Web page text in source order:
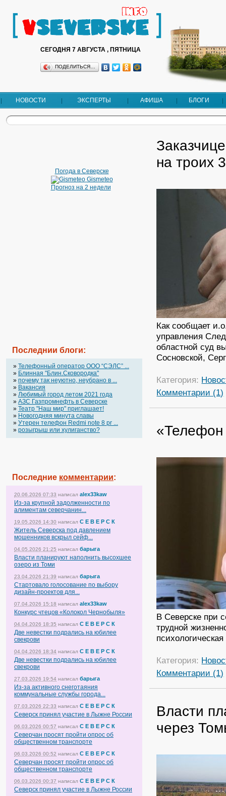
СЕГОДНЯ 7 АВГУСТА , ПЯТНИЦА
ПОДЕЛИТЬСЯ…
НОВОСТИ ЭКСПЕРТЫ АФИША БЛОГИ
Погода в Северске
Gismeteo
Прогноз на 2 недели
Последнии блоги:
» Телефонный оператор OOO “СЭЛС” ...
» Блинная "Блин.Сковородка"
» почему так неуютно, неубрано в ...
» Вакансия
» Любимый город летом 2021 года
» АЗС Газпромнефть в Северске
» Театр "Наш мир" приглашает!
» Новогодняя минута славы
» Утерен телефон Redmi note 8 pr ...
» розыгрыш или хулиганство?
Последние комментарии:
20.06.2026 07:33 написал alex33kaw
Из-за крупной задолженности по
алиментам северчанин...
19.05.2026 14:30 написал С Е В Е Р С К
Житель Северска под давлением
мошенников вскрыл сейф...
04.05.2026 21:25 написал барыга
Власти планируют наполнить высохшее
озеро из Томи
23.04.2026 21:39 написал барыга
Стартовало голосование по выбору
дизайн-проектов для...
07.04.2026 15:18 написал alex33kaw
Конкурс чтецов «Колокол Чернобыля»
04.04.2026 18:35 написал С Е В Е Р С К
Две невестки подрались на юбилее
свекрови
04.04.2026 18:34 написал С Е В Е Р С К
Две невестки подрались на юбилее
свекрови
27.03.2026 19:54 написал барыга
Из-за активного снеготаяния
коммунальные службы города...
07.03.2026 22:33 написал С Е В Е Р С К
Северск принял участие в Лыжне России
06.03.2026 00:57 написал С Е В Е Р С К
Северчан просят пройти опрос об
общественном транспорте
06.03.2026 00:52 написал С Е В Е Р С К
Северчан просят пройти опрос об
общественном транспорте
06.03.2026 00:37 написал С Е В Е Р С К
Северск принял участие в Лыжне России
на троих
Как сообщает
управления
областной суд
Сосновской,
Категория:
Комментарии (1)
В Северске при
трудной
Категория:
Комментарии (1)
Власти
через